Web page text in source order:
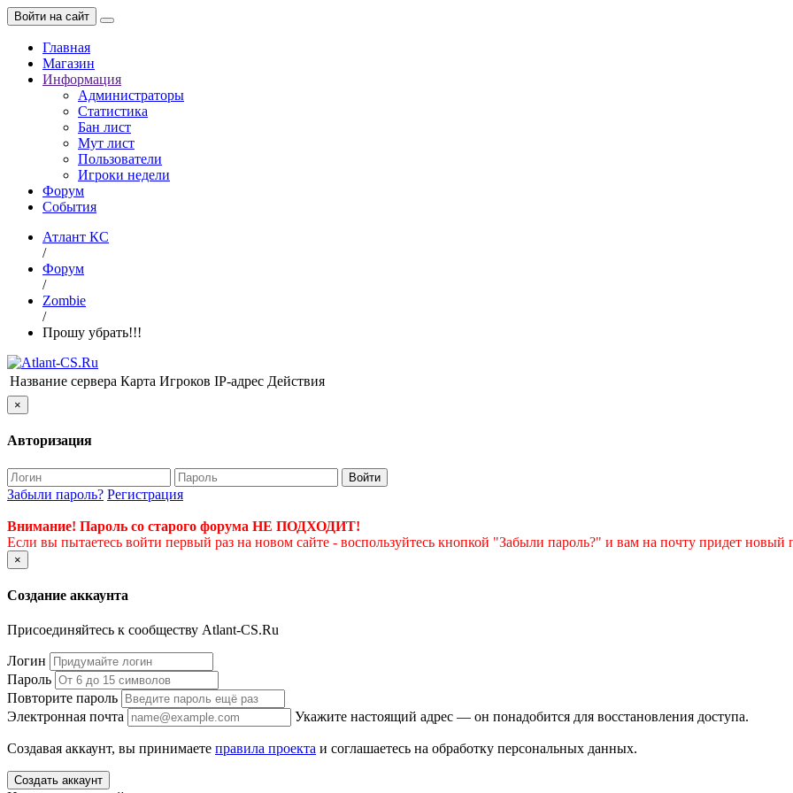
Войти на сайт
Главная
Магазин
Информация
Администраторы
Статистика
Бан лист
Мут лист
Пользователи
Игроки недели
Форум
События
Атлант КС
/
Форум
/
Zombie
/
Прошу убрать!!!
Название сервера Карта Игроков IP-адрес Действия
×
Авторизация
Войти
Забыли пароль? Регистрация
Внимание! Пароль со старого форума НЕ ПОДХОДИТ!
Если вы пытаетесь войти первый раз на новом сайте - воспользуйтесь кнопкой "Забыли пароль?" и вам на почту придет новый
×
Создание аккаунта
Присоединяйтесь к сообществу Atlant-CS.Ru
Логин
Пароль
Повторите пароль
Электронная почта
Укажите настоящий адрес — он понадобится для восстановления доступа.
Создавая аккаунт, вы принимаете правила проекта и соглашаетесь на обработку персональных данных.
Создать аккаунт